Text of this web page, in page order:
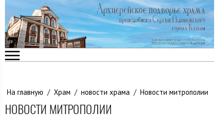
На главную / Храм / новости храма / Новости митрополии
НОВОСТИ МИТРОПОЛИИ